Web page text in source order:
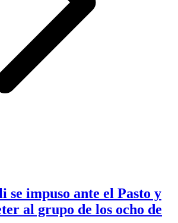
se impuso ante el Pasto y
al grupo de los ocho de